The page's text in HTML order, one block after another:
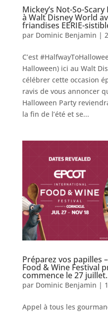
Mickey’s Not-So-
à Walt Disney World
friandises EERIE-
par Dominic Benjamin |
C’est
Halloween) ici au Walt
célébrer cette occasion
ravis de vous annoncer
Halloween Party
la fin de l’été et se...
Préparez vos papilles
Food & Wine Festival
commence le 27 juillet.
par Dominic Benjamin |
Appel à tous les